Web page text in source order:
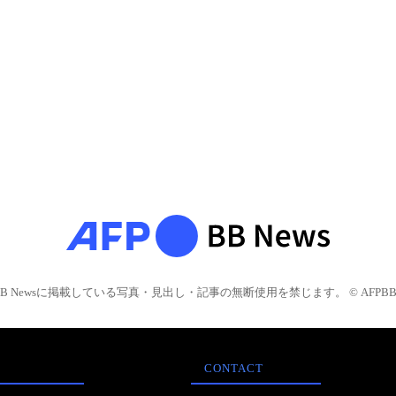
Newsに掲載している写真・見出し・記事の無断使用を禁じます。 © AFPBB
CONTACT